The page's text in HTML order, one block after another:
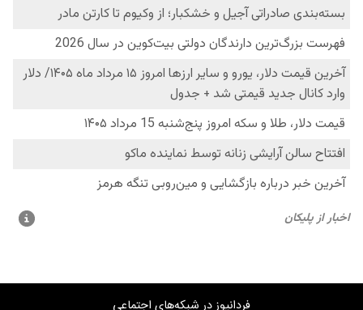
فردانیوز در شبکه‌های اجتماعی